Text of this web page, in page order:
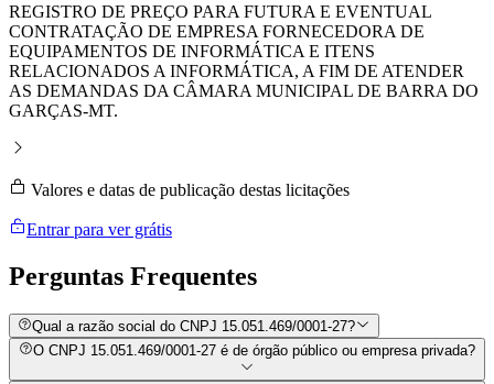
REGISTRO DE PREÇO PARA FUTURA E EVENTUAL
CONTRATAÇÃO DE EMPRESA FORNECEDORA DE
EQUIPAMENTOS DE INFORMÁTICA E ITENS
RELACIONADOS A INFORMÁTICA, A FIM DE ATENDER
AS DEMANDAS DA CÂMARA MUNICIPAL DE BARRA DO
GARÇAS-MT.
Valores e datas de publicação destas licitações
Entrar para ver grátis
Perguntas Frequentes
Qual a razão social do CNPJ 15.051.469/0001-27?
O CNPJ 15.051.469/0001-27 é de órgão público ou empresa privada?